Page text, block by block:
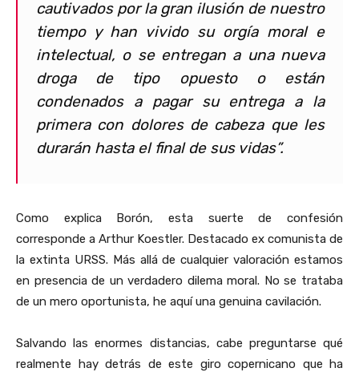
cautivados por la gran ilusión de nuestro
tiempo y han vivido su orgía moral e
intelectual, o se entregan a una nueva
droga de tipo opuesto o están
condenados a pagar su entrega a la
primera con dolores de cabeza que les
durarán hasta el final de sus vidas”.
Como explica Borón, esta suerte de confesión
corresponde a Arthur Koestler. Destacado ex comunista de
la extinta URSS. Más allá de cualquier valoración estamos
en presencia de un verdadero dilema moral. No se trataba
de un mero oportunista, he aquí una genuina cavilación.
Salvando las enormes distancias, cabe preguntarse qué
realmente hay detrás de este giro copernicano que ha